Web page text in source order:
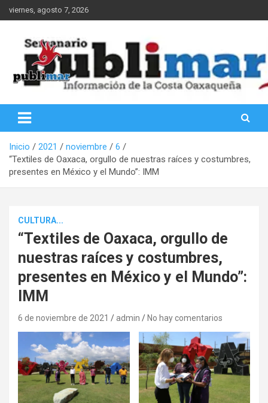
Saltar
al
viernes, agosto 7, 2026
PubliMar
Inicio 2021 noviembre
6
“Textiles de Oaxaca, orgullo de nuestras raíces y costumbres,
presentes en México y el Mundo”: IMM
CULTURA...
“Textiles de Oaxaca, orgullo de
nuestras raíces y costumbres,
presentes en México y el Mundo”:
IMM
6 de noviembre de 2021 admin No hay comentarios